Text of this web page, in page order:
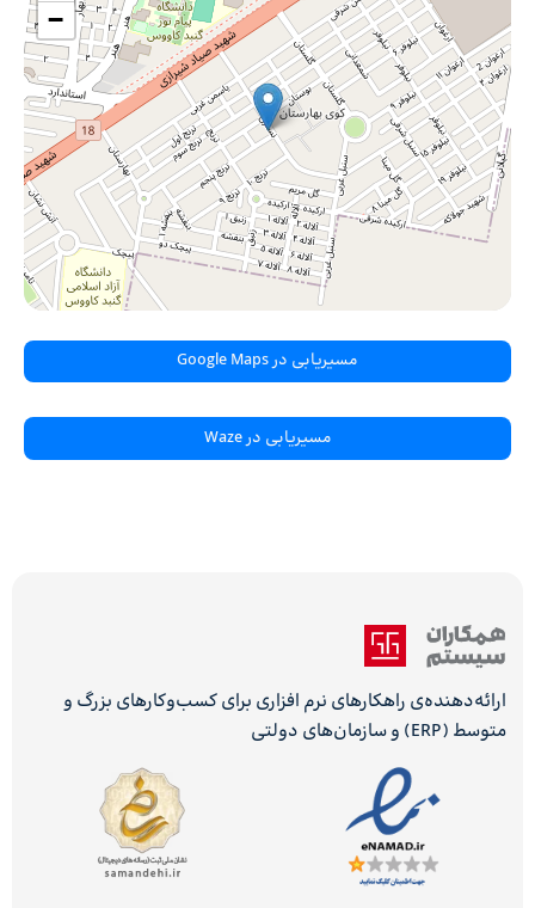
−
مسیریابی در Google Maps
مسیریابی در Waze
ارائه‌دهنده‌ی راهکارهای نرم افزاری برای کسب‌وکارهای بزرگ و
متوسط (ERP) و سازمان‌های دولتی